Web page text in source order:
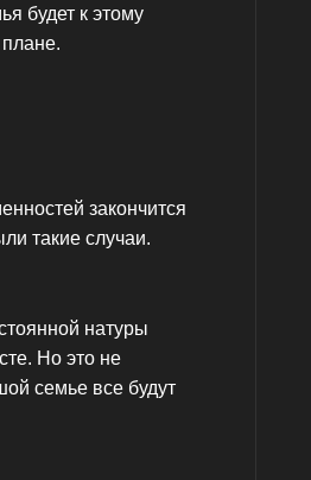
будет к этому
закончится
такие случаи.
натуры
Но это не
семье все будут